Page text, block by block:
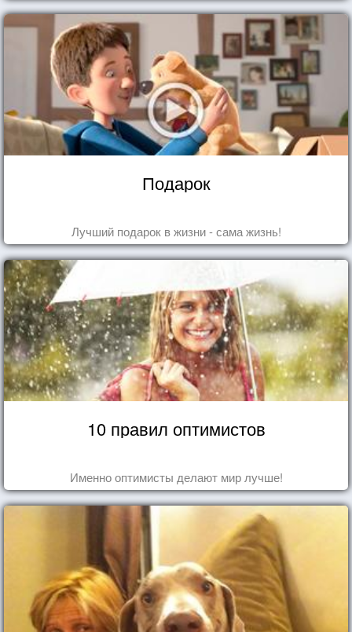
Подарок
Лучший подарок в жизни - сама жизнь!
10 правил оптимистов
Именно оптимисты делают мир лучше!